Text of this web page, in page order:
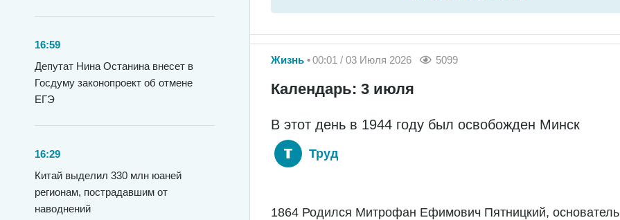
16:59
Депутат Нина Останина внесет в
Госдуму законопроект об отмене
ЕГЭ
16:29
Китай выделил 330 млн юаней
регионам, пострадавшим от
наводнений
Жизнь 00:01 / 03 Июля 2026 5099
Календарь: 3 июля
В этот день в 1944 году был освобожден Минск
Труд
1864 Родился Митрофан Ефимович Пятницкий, основатель